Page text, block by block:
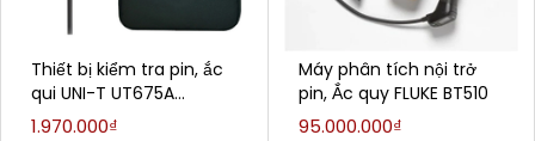
Thiết bị kiểm tra pin, ắc
qui UNI-T UT675A
(7~30VDC, kết nối USB,
1.970.000₫
Máy phân tích nội trở
pin, Ắc quy FLUKE BT510
95.000.000₫